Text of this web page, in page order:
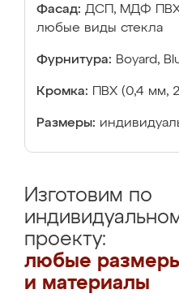
Фасад: ДСП, МДФ ПВХ,
любые виды стекла
Фурнитура: Boyard,
Кромка: ПВХ (0,4 мм,
Размеры:
Изготовим по
проекту:
любые
и материалы